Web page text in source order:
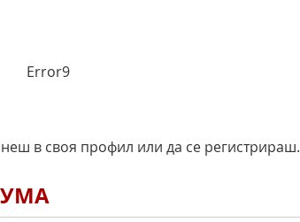
Error9
в своя профил или да се регистрираш.